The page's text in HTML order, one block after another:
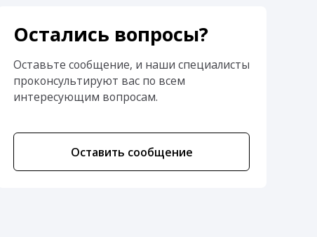
Остались вопросы?
Оставьте сообщение, и наши специалисты
проконсультируют вас по всем
интересующим вопросам.
Оставить сообщение